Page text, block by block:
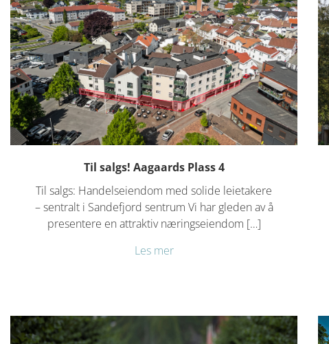
Til salgs! Aagaards Plass 4
Til salgs: Handelseiendom med solide leietakere
– sentralt i Sandefjord sentrum Vi har gleden av å
presentere en attraktiv næringseiendom […]
Les mer